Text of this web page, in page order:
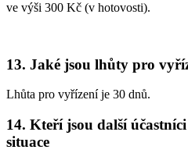
ve výši 300 Kč (v hotovosti).
13. Jaké jsou lhůty pro
Lhůta pro vyřízení je 30 dnů.
14. Kteří jsou další
situace